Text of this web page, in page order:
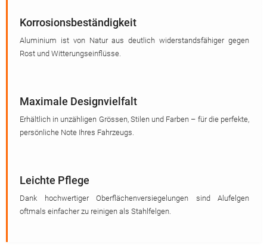
Korrosionsbeständigkeit
Aluminium ist von Natur aus deutlich widerstandsfähiger gegen
Rost und Witterungseinflüsse.
Maximale Designvielfalt
Erhältlich in unzähligen Grössen, Stilen und Farben – für die perfekte,
persönliche Note Ihres Fahrzeugs.
Leichte Pflege
Dank hochwertiger Oberflächenversiegelungen sind Alufelgen
oftmals einfacher zu reinigen als Stahlfelgen.